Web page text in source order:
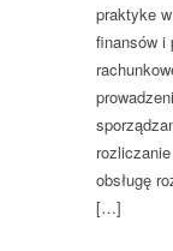
praktyke
finansów i
obsługę
[…]